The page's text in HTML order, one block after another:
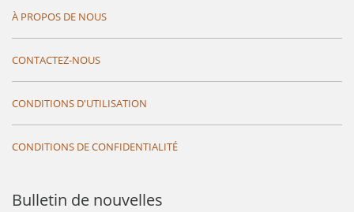
À PROPOS DE NOUS
CONTACTEZ-NOUS
CONDITIONS D'UTILISATION
CONDITIONS DE CONFIDENTIALITÉ
Bulletin de nouvelles